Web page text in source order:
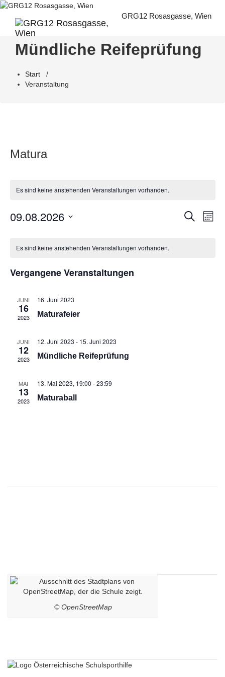
Zum
springen
GRG12 Rosasgasse, Wien
Mündliche Reifeprüfung
Start /
Veranstaltung
Matura
Es sind keine anstehenden Veranstaltungen vorhanden.
Suche
Monat
09.08.2026
Kalender
Veranstaltungen
Es sind keine anstehenden Veranstaltungen vorhanden.
Vergangene Veranstaltungen
JUNI
16
2023
16. Juni 2023
Maturafeier
JUNI
12
2023
12. Juni 2023 - 15. Juni 2023
Mündliche Reifeprüfung
MAI
13
2023
13. Mai 2023, 19:00 -23:59
Maturaball
© OpenStreetMap